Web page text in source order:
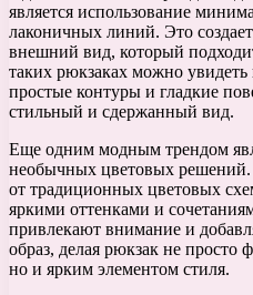
является использование
лаконичных линий. Это
внешний вид, который
таких рюкзаках можно
простые контуры и гладкие
стильный и сдержанный вид.
Еще одним модным трендом
необычных цветовых решений.
от традиционных цветовых
яркими оттенками и
привлекают внимание и
образ, делая рюкзак не просто
но и ярким элементом стиля.